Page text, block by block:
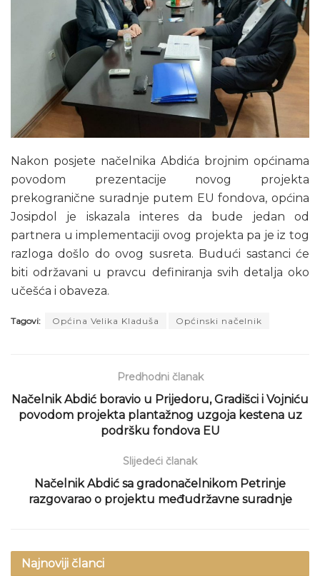
Nakon posjete načelnika Abdića brojnim općinama
povodom prezentacije novog projekta
prekogranične suradnje putem EU fondova, općina
Josipdol je iskazala interes da bude jedan od
partnera u implementaciji ovog projekta pa je iz tog
razloga došlo do ovog susreta. Budući sastanci će
biti održavani u pravcu definiranja svih detalja oko
učešća i obaveza.
Tagovi: Općina Velika Kladuša Općinski načelnik
Predhodni članak
Načelnik Abdić boravio u Prijedoru, Gradišci i Vojniću
povodom projekta plantažnog uzgoja kestena uz
podršku fondova EU
Slijedeći članak
Načelnik Abdić sa gradonačelnikom Petrinje
razgovarao o projektu međudržavne suradnje
Najnoviji članci